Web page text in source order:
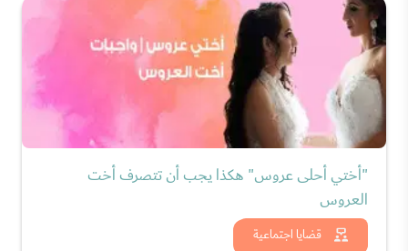
قضايا اجتماعية
"أختي أحلى عروس" هكذا يجب أن تتصرف أخت
العروس
شاهد الان